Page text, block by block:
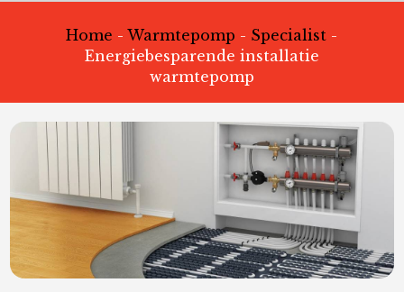
Home -Warmtepomp - Specialist -
Energiebesparende installatie
warmtepomp